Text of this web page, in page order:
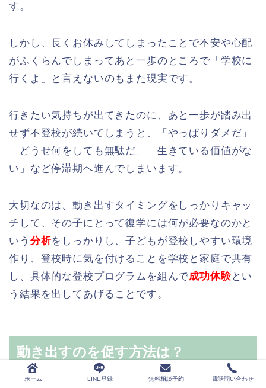
す。
しかし、長くお休みしてしまったことで不安や心配
がふくらんでしまってあと一歩のところで「学校に
行くよ」と言えないのもまた現実です。
行きたい気持ちが出てきたのに、あと一歩が踏み出
せず不登校が続いてしまうと、「やっぱりダメだ」
「どうせ何をしても無駄だ」「生きている価値がな
い」など停滞期へ進んでしまいます。
大切なのは、動き出すタイミングをしっかりキャッ
チして、その子にとって復学には何が必要なのかと
いう 分析をしっかりし、子どもが登校しやすい環境
作り、登校時に気を付けることを学校と家庭で共有
し、具体的な登校プログラムを組んで成功体験とい
う結果を出してあげることです。
動き出すのを促す方法は？
ホーム LINE登録 無料相談予約 電話問い合わせ